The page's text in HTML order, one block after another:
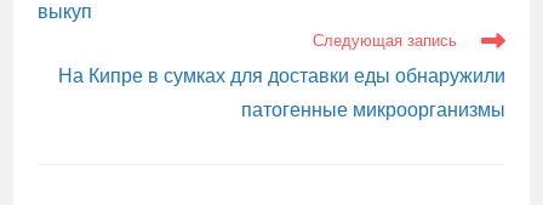
выкуп
Следующая запись
На Кипре в сумках для доставки еды обнаружили
патогенные микроорганизмы